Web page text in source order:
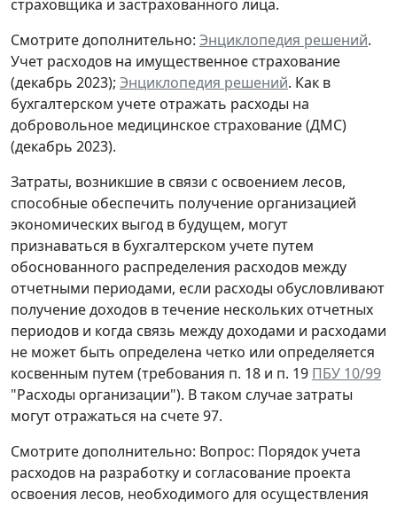
страховщика и застрахованного лица.
Смотрите дополнительно: Энциклопедия решений.
Учет расходов на имущественное страхование
(декабрь 2023); Энциклопедия решений. Как в
бухгалтерском учете отражать расходы на
добровольное медицинское страхование (ДМС)
(декабрь 2023).
Затраты, возникшие в связи с освоением лесов,
способные обеспечить получение организацией
экономических выгод в будущем, могут
признаваться в бухгалтерском учете путем
обоснованного распределения расходов между
отчетными периодами, если расходы обусловливают
получение доходов в течение нескольких отчетных
периодов и когда связь между доходами и расходами
не может быть определена четко или определяется
косвенным путем (требования п. 18 и п. 19 ПБУ 10/99
"Расходы организации"). В таком случае затраты
могут отражаться на счете 97.
Смотрите дополнительно: Вопрос: Порядок учета
расходов на разработку и согласование проекта
освоения лесов, необходимого для осуществления